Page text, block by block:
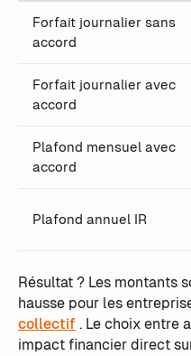
Forfait journalier sans
accord
Forfait journalier avec
accord
Plafond mensuel avec
accord
Plafond annuel IR
Résultat ? Les montants
hausse pour les
collectif . Le choix entre
impact financier direct